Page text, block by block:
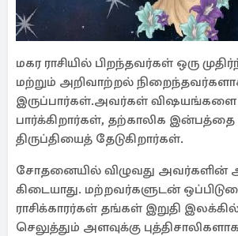
மகர ராசியில் பிறந்தவர்கள் ஒரு
மற்றும் அறிவாற்றல்
இருப்பார்கள்.அவர்கள் விஷயங்களை
பார்க்கிறார்கள், தற்காலிக
திருப்தியைத் தேடுகிறார்கள்.
சோதனையில் விழுவது அவர்களின்
கிடையாது. மற்றவர்களுடன்
ராசிக்காரர்கள் தங்கள் இறுதி
செலுத்தும் அளவுக்கு